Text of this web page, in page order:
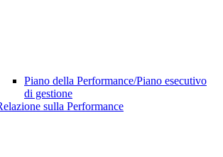
Piano della Performance/Piano esecutivo
di gestione
sulla Performance